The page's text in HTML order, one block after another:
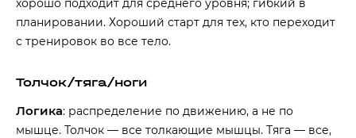
хорошо подходит для среднего уровня; гибкий в
планировании. Хороший старт для тех, кто переходит
с тренировок во все тело.
Толчок/тяга/ноги
Логика: распределение по движению, а не по
мышце. Толчок — все толкающие мышцы. Тяга — все,